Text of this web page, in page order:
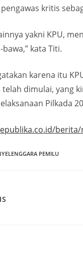
kritis
yakni KPU,
kata Titi.
karena itu
telah dimulai, yang
Pilkada
PEMILU